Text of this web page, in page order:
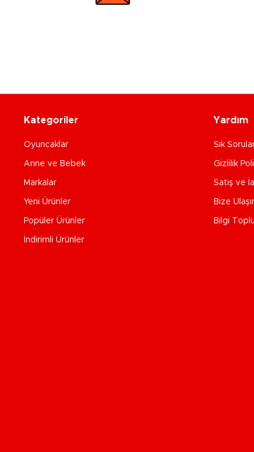
Kategoriler
Oyuncaklar
Anne ve Bebek
Markalar
Yeni Ürünler
Popüler Ürünler
İndirimli Ürünler
Yardım
Sık
Gizlilik
Satış ve
Bize
Bilgi